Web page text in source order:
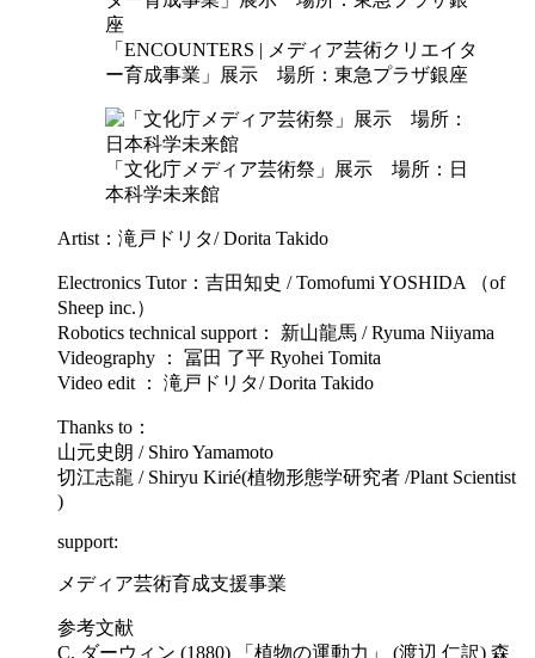
「ENCOUNTERS | メディア芸術クリエイタ
ー育成事業」展示 場所：東急プラザ銀座
「文化庁メディア芸術祭」展示 場所：日
本科学未来館
Artist：滝戸ドリタ/ Dorita Takido
Electronics Tutor：吉田知史 / Tomofumi YOSHIDA （of
Sheep inc.）
Robotics technical support： 新山龍馬 / Ryuma Niiyama
Videography ： 冨田 了平 Ryohei Tomita
Video edit ： 滝戸ドリタ/ Dorita Takido
Thanks to：
山元史朗 / Shiro Yamamoto
切江志龍 / Shiryu Kirié(植物形態学研究者 /Plant Scientist
)
support:
メディア芸術育成支援事業
参考文献
C. ダーウィン (1880) 「植物の運動力」 (渡辺 仁訳) 森